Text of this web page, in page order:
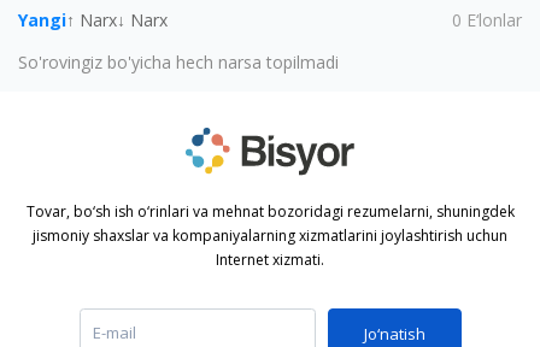
Yangi↑ Narx↓ Narx 0 E‘lonlar
So'rovingiz bo'yicha hech narsa topilmadi
Tovar, bo‘sh ish o‘rinlari va mehnat bozoridagi rezumelarni, shuningdek
jismoniy shaxslar va kompaniyalarning xizmatlarini joylashtirish uchun
Internet xizmati.
Jo‘natish